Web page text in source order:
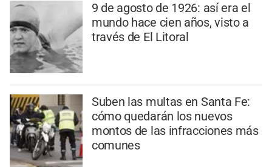
9 de agosto de 1926: así era el
mundo hace cien años, visto a
través de El Litoral
Suben las multas en Santa Fe:
cómo quedarán los nuevos
montos de las infracciones más
comunes